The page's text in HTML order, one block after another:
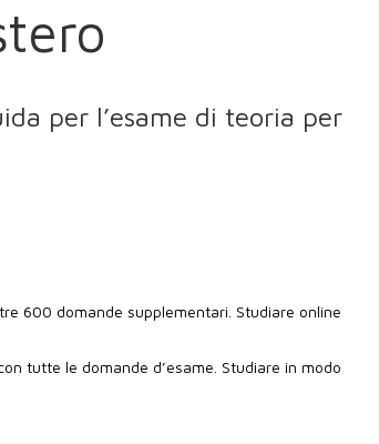
per l’esame di teoria per
600 domande supplementari. Studiare online
tutte le domande d’esame. Studiare in modo